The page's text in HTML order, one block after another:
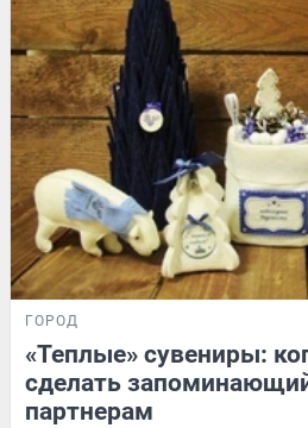
ГОРОД
«Теплые» сувениры:
сделать
партнерам